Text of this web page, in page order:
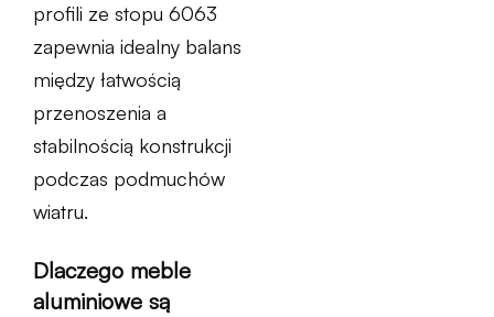
profili ze stopu 6063
zapewnia idealny balans
między łatwością
przenoszenia a
stabilnością konstrukcji
podczas podmuchów
wiatru.
Dlaczego meble
aluminiowe są